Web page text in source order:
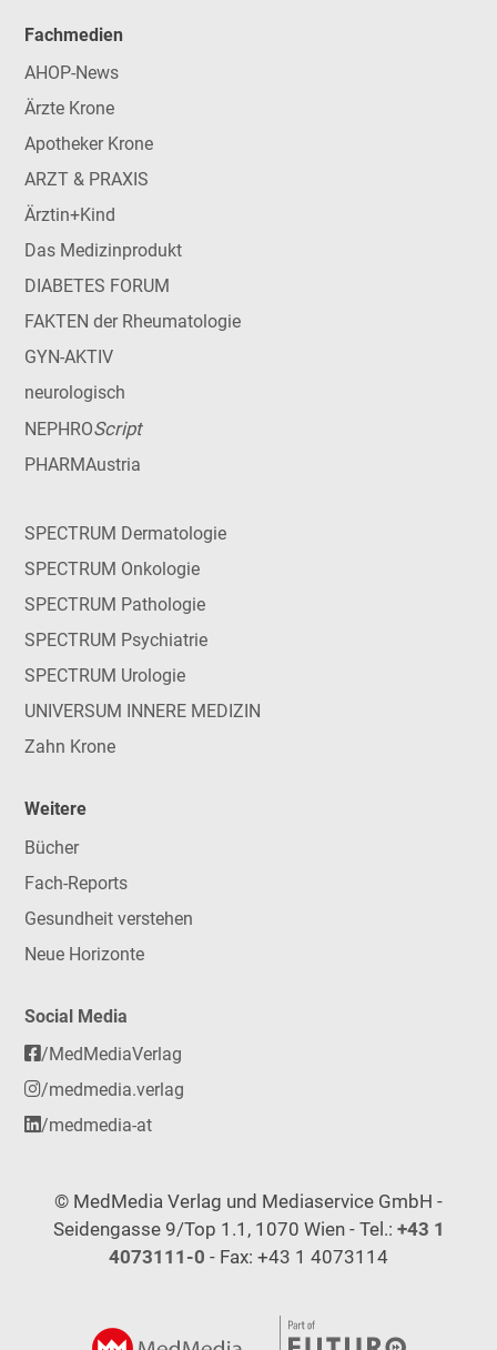
Fachmedien
AHOP-News
Ärzte Krone
Apotheker Krone
ARZT & PRAXIS
Ärztin+Kind
Das Medizinprodukt
DIABETES FORUM
FAKTEN der Rheumatologie
GYN-AKTIV
neurologisch
NEPHROScript
PHARMAustria
SPECTRUM Dermatologie
SPECTRUM Onkologie
SPECTRUM Pathologie
SPECTRUM Psychiatrie
SPECTRUM Urologie
UNIVERSUM INNERE MEDIZIN
Zahn Krone
Weitere
Bücher
Fach-Reports
Gesundheit verstehen
Neue Horizonte
Social Media
/MedMediaVerlag
/medmedia.verlag
/medmedia-at
© MedMedia Verlag und Mediaservice GmbH -
Seidengasse 9/Top 1.1, 1070 Wien - Tel.: +43 1
4073111-0 - Fax: +43 1 4073114